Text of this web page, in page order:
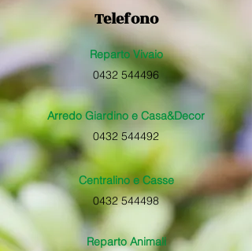
Telefono
Reparto Vivaio
0432 544496
Arredo Giardino e Casa&Decor
0432 544492
Centralino e Casse
0432 544498
Reparto Animali